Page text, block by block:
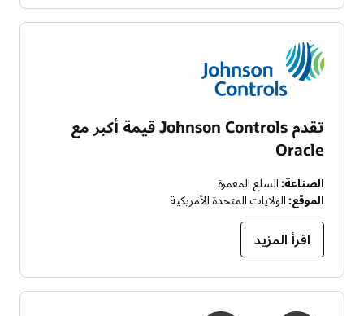
تقدم Johnson Controls قيمة أكبر مع
Oracle
الصناعة: السلع المعمرة
الموقع: الولايات المتحدة الأمريكية
اقرأ المزيد